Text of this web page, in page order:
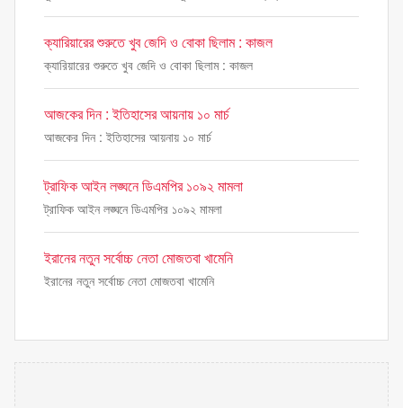
ক্যারিয়ারের শুরুতে খুব জেদি ও বোকা ছিলাম : কাজল
ক্যারিয়ারের শুরুতে খুব জেদি ও বোকা ছিলাম : কাজল
আজকের দিন : ইতিহাসের আয়নায় ১০ মার্চ
আজকের দিন : ইতিহাসের আয়নায় ১০ মার্চ
ট্রাফিক আইন লঙ্ঘনে ডিএমপির ১০৯২ মামলা
ট্রাফিক আইন লঙ্ঘনে ডিএমপির ১০৯২ মামলা
ইরানের নতুন সর্বোচ্চ নেতা মোজতবা খামেনি
ইরানের নতুন সর্বোচ্চ নেতা মোজতবা খামেনি